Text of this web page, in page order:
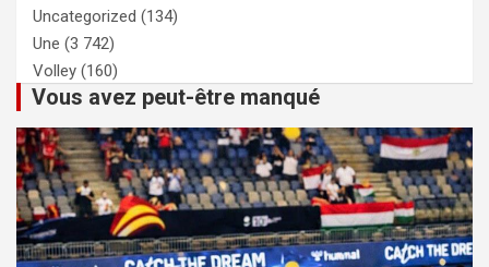
Uncategorized (134)
Une (3 742)
Volley (160)
Vous avez peut-être manqué